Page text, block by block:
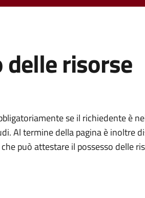
risorse
se il richiedente è
Al termine della pagina è inoltre
può attestare il possesso delle